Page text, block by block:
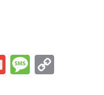
Gmail